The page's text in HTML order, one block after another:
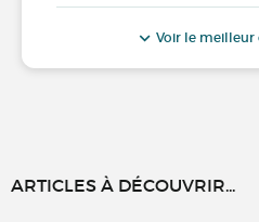
Voir le
ARTICLES À DÉCOUVRIR...